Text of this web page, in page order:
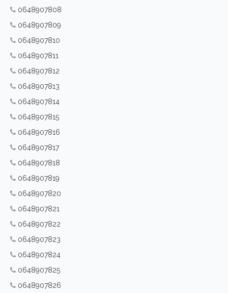
0648907808
0648907809
0648907810
0648907811
0648907812
0648907813
0648907814
0648907815
0648907816
0648907817
0648907818
0648907819
0648907820
0648907821
0648907822
0648907823
0648907824
0648907825
0648907826